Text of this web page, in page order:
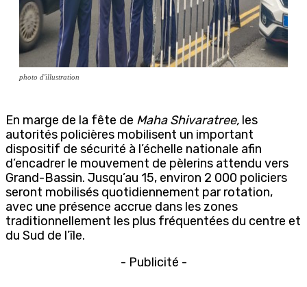
photo d'illustration
En marge de la fête de Maha Shivaratree, les
autorités policières mobilisent un important
dispositif de sécurité à l’échelle nationale afin
d’encadrer le mouvement de pèlerins attendu vers
Grand-Bassin. Jusqu’au 15, environ 2 000 policiers
seront mobilisés quotidiennement par rotation,
avec une présence accrue dans les zones
traditionnellement les plus fréquentées du centre et
du Sud de l’île.
- Publicité -